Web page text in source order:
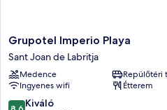
Grupotel
Imperio
Playa
Sant
Joan
de
Grupotel Imperio Playa
Sant Joan de Labritja
Medence
Repülőtéri
Ingyenes wifi
Étterem
8.6 Kiváló